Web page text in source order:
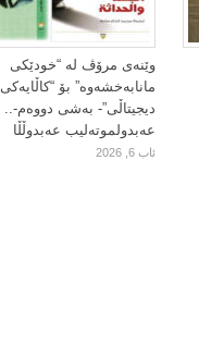
وێنەی مرۆڤ لە “خودێکی
مانابەخشەوە” بۆ “کاڵایەکی
دیجیتاڵی”- بەشی دووەم-..
عەبدولموتەلیب عەبدوڵڵا
ئاب 6, 2026